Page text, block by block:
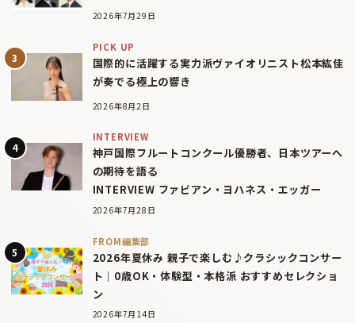
2026年7月29日
PICK UP
国際的に活躍する実力派ヴァイオリニスト松本紘佳
が奏でる極上の響き
2026年8月2日
INTERVIEW
神戸国際フルートコンクール優勝者、日本ツアーへ
の期待を語る
INTERVIEW ファビアン・ヨハネス・エッガー
2026年7月28日
FROM編集部
2026年夏休み 親子で楽しむ♪クラシックコンサー
ト｜0歳OK・体験型・本格派 おすすめセレクショ
ン
2026年7月14日